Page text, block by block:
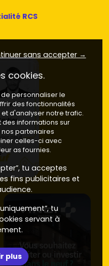
RCS
sans accepter →
cookies.
personnaliser le
des fonctionnalités
d'analyser notre trafic.
informations sur
partenaires
celles-ci avec
as fournies.
tu acceptes
fins publicitaires et
tu
servant à
plus